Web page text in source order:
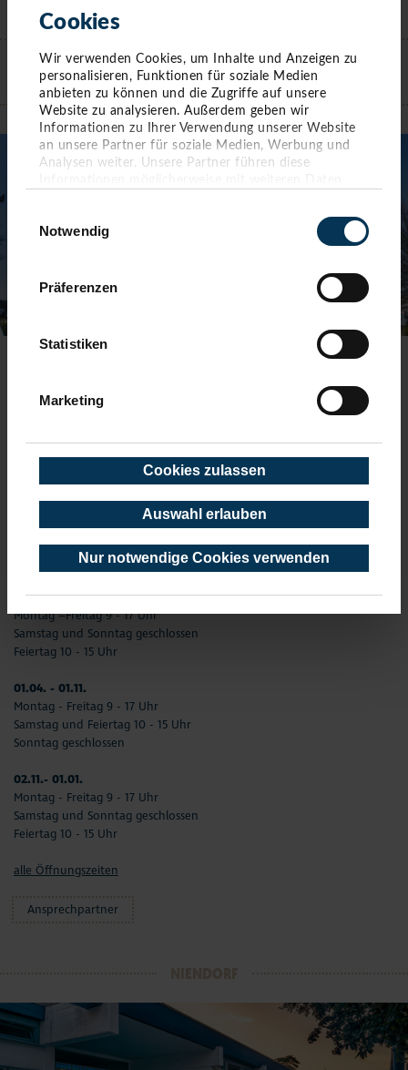
Cookies
Wir verwenden Cookies, um Inhalte und Anzeigen zu
personalisieren, Funktionen für soziale Medien
anbieten zu können und die Zugriffe auf unsere
Website zu analysieren. Außerdem geben wir
Informationen zu Ihrer Verwendung unserer Website
an unsere Partner für soziale Medien, Werbung und
Analysen weiter. Unsere Partner führen diese
sie im Rahmen Ihrer Nutzung der Dienste gesammelt
haben. Sie geben Einwilligung zu unseren Cookies,
Notwendig
Präferenzen
Statistiken
Marketing
Cookies zulassen
Auswahl erlauben
Nur notwendige Cookies verwenden
TIMMENDORFER STRAND
Telefax: 04503-3585-45
info(at)timmendorfer-strand.de
AKTUELLE ÖFFNUNGSZEITEN
02.01. - 31.03.
Montag –Freitag 9 - 17 Uhr
Samstag und Sonntag geschlossen
Feiertag 10 - 15 Uhr
01.04. - 01.11.
Montag - Freitag 9 - 17 Uhr
Samstag und Feiertag 10 - 15 Uhr
Sonntag geschlossen
02.11.- 01.01.
Montag - Freitag 9 - 17 Uhr
Samstag und Sonntag geschlossen
Feiertag 10 - 15 Uhr
alle Öffnungszeiten
Ansprechpartner